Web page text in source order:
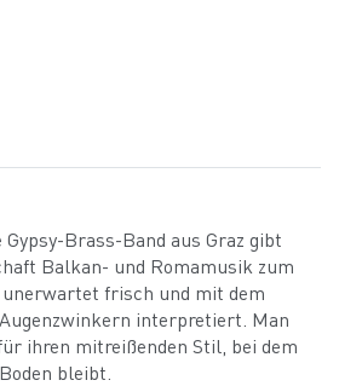
Gypsy-Brass-Band aus Graz gibt
Balkan- und Romamusik zum
frisch und mit dem
interpretiert. Man
ihren mitreißenden Stil, bei dem
bleibt.